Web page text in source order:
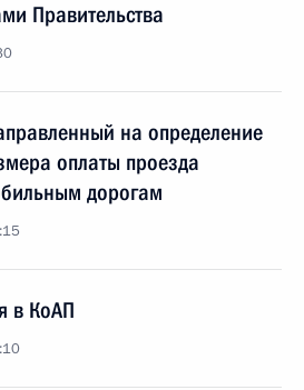
Правительства
на определение
оплаты проезда
дорогам
в КоАП